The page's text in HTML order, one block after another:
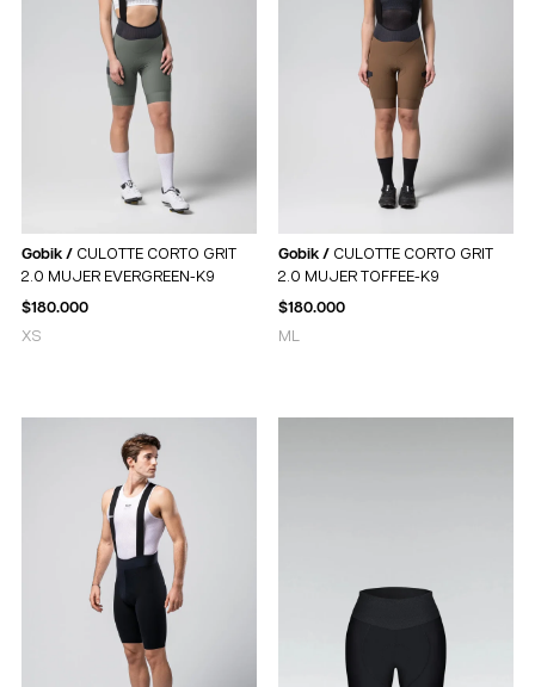
Gobik / CULOTTE CORTO GRIT
2.0 MUJER EVERGREEN-K9
$180.000
XS
Gobik / CULOTTE CORTO GRIT
2.0 MUJER TOFFEE-K9
$180.000
M L